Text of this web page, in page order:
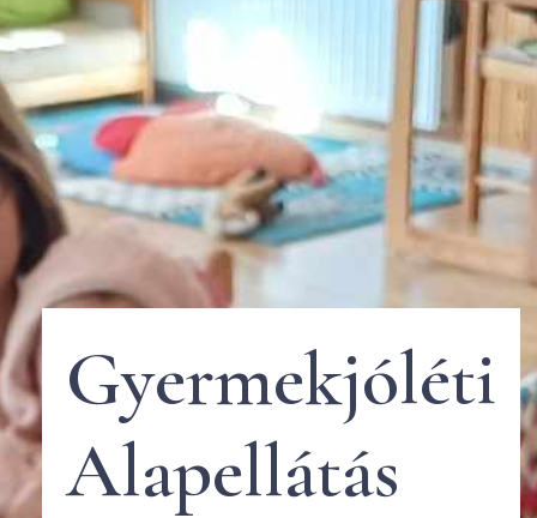
Gyermekjóléti
Alapellátás